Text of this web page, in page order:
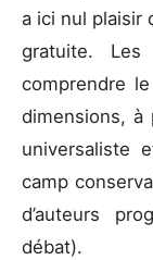
a ici nul plaisir
gratuite.
comprendre
dimensions, à
universaliste
camp
d’auteurs
débat).